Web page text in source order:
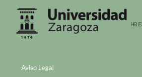
Aviso Legal